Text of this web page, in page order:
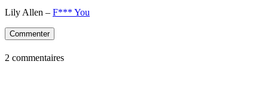
Lily Allen – F*** You
Commenter
2 commentaires